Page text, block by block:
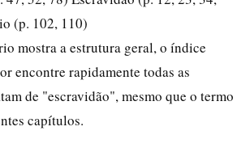
(p. 102, 110)
mostra a estrutura geral, o índice
encontre rapidamente todas as
de "escravidão", mesmo que o termo
capítulos.